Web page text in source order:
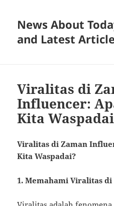
News About
and Latest
Viralitas di
Influencer:
Kita
Viralitas di Zaman
Kita Waspadai?
1. Memahami Viralitas